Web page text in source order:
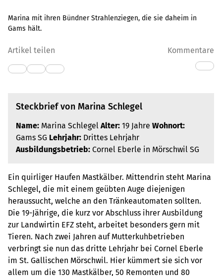
Marina mit ihren Bündner Strahlenziegen, die sie daheim in
Gams hält.
Artikel teilen Kommentare
Steckbrief von Marina Schlegel
Name: Marina Schlegel Alter: 19 Jahre Wohnort:
Gams SG Lehrjahr: Drittes Lehrjahr
Ausbildungsbetrieb: Cornel Eberle in Mörschwil SG
Ein quirliger Haufen Mastkälber. Mittendrin steht Marina
Schlegel, die mit einem geübten Auge diejenigen
heraussucht, welche an den Tränkeautomaten sollten.
Die 19-Jährige, die kurz vor Abschluss ihrer Ausbildung
zur Landwirtin EFZ steht, arbeitet besonders gern mit
Tieren. Nach zwei Jahren auf Mutterkuhbetrieben
verbringt sie nun das dritte Lehrjahr bei Cornel Eberle
im St. Gallischen Mörschwil. Hier kümmert sie sich vor
allem um die 130 Mastkälber, 50 Remonten und 80